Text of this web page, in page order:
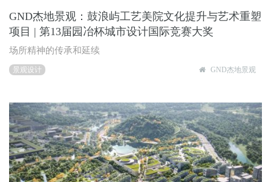
GND杰地景观：鼓浪屿工艺美院文化提升与艺术重塑
项目 | 第13届园冶杯城市设计国际竞赛大奖
场所精神的传承和延续
景观设计 GND杰地景观